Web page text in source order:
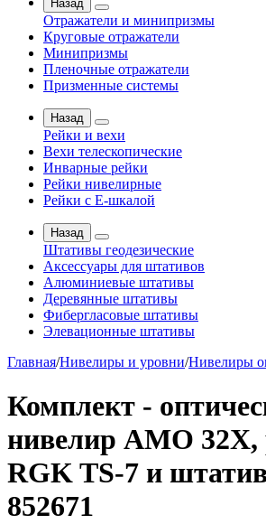
Назад
Отражатели и минипризмы
Круговые отражатели
Минипризмы
Пленочные отражатели
Призменные системы
Назад
Рейки и вехи
Вехи телескопические
Инварные рейки
Рейки нивелирные
Рейки с Е-шкалой
Назад
Штативы геодезические
Аксессуары для штативов
Алюминиевые штативы
Деревянные штативы
Фибергласовые штативы
Элевационные штативы
Главная/Нивелиры и уровни/Нивелиры
Комплект -
нивелир AMO 32X,
RGK TS-7 и
852671